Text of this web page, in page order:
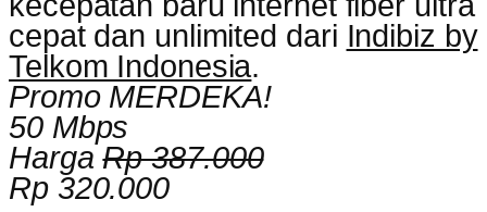
cepat dan unlimited dari Indibiz by
Telkom Indonesia.
Promo MERDEKA!
50 Mbps
HargaRp 387.000
Rp 320.000